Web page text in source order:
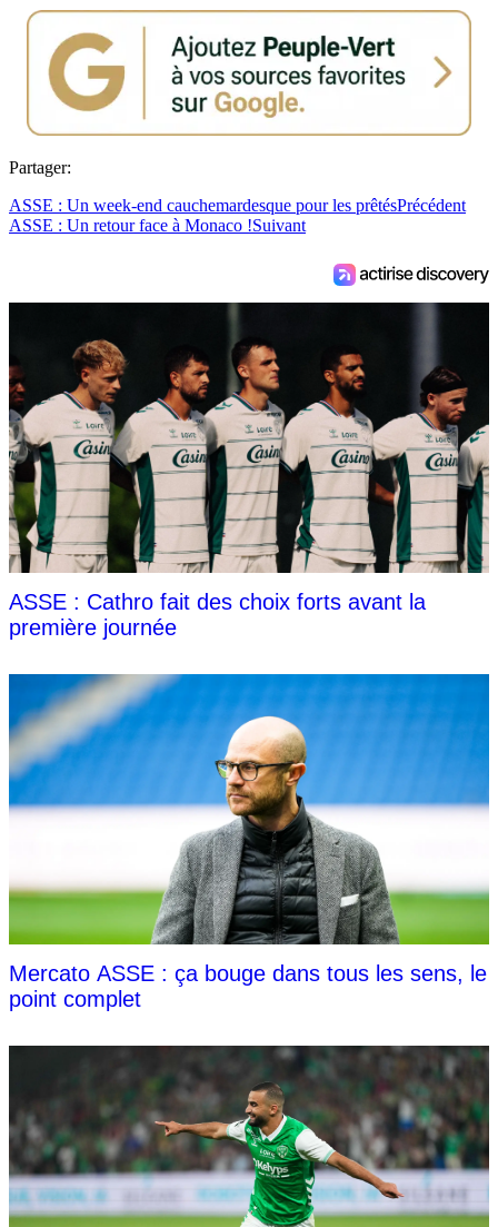
Partager:
ASSE : Un week-end cauchemardesque pour les prêtésPrécédent
ASSE : Un retour face à Monaco !Suivant
ASSE : Cathro fait des choix forts avant la
première journée
Mercato ASSE : ça bouge dans tous les sens, le
point complet